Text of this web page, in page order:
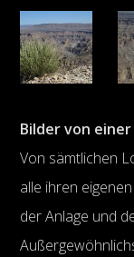
Bilder von
Von sämtlichen
alle ihren
der Anlage und